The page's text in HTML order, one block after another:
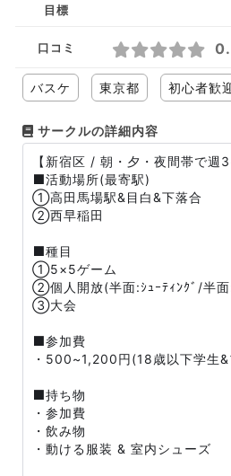
目標
口コミ
バスケ 東京都 初心者歓
サークルの詳細内容
【新宿区 / 朝・夕・夜間帯で週
⬛活動場所(最寄駅)
①高田馬場駅&目白&下落合
②西早稲田
⬛種目
①5×5ゲーム
②個人開放(半面:ｼｭｰﾃｨﾝｸﾞ/半
③大会
⬛参加費
・500~1,200円(18歳以下学生&
⬛持ち物
・参加費
・飲み物
・動ける服装 & 室内シューズ